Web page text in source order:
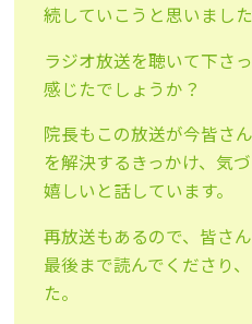
続していこうと思いました
ラジオ放送を聴いて下さ
感じたでしょうか？
院長もこの放送が今皆さ
を解決するきっかけ、気
嬉しいと話しています。
再放送もあるので、皆さ
最後まで読んでくださり
た。